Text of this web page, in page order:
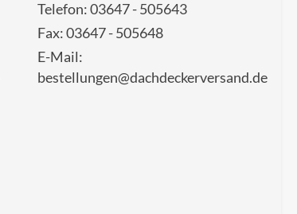
Telefon: 03647 - 505643
Fax: 03647 - 505648
E-Mail:
bestellungen@dachdeckerversand.de